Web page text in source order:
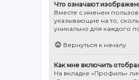
Что означают
Вместе с именем
указывающие на то,
уникально для каждого
Вернуться к началу
Как мне включить
На вкладке «Профиль»